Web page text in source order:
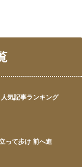
気記事ランキング
って歩け 前へ進